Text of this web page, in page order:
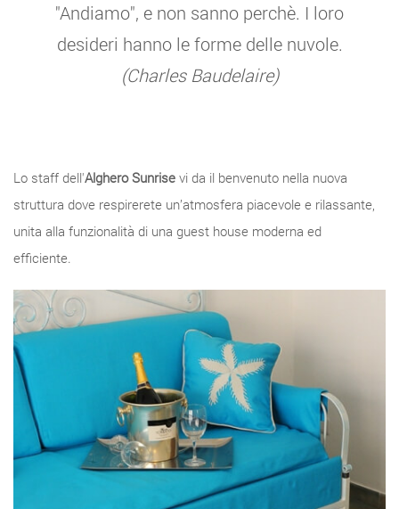
"Andiamo", e non sanno perchè. I loro
desideri hanno le forme delle nuvole.
(Charles Baudelaire)
Lo staff dell'Alghero Sunrise vi da il benvenuto nella nuova
struttura dove respirerete un’atmosfera piacevole e rilassante,
unita alla funzionalità di una guest house moderna ed
efficiente.